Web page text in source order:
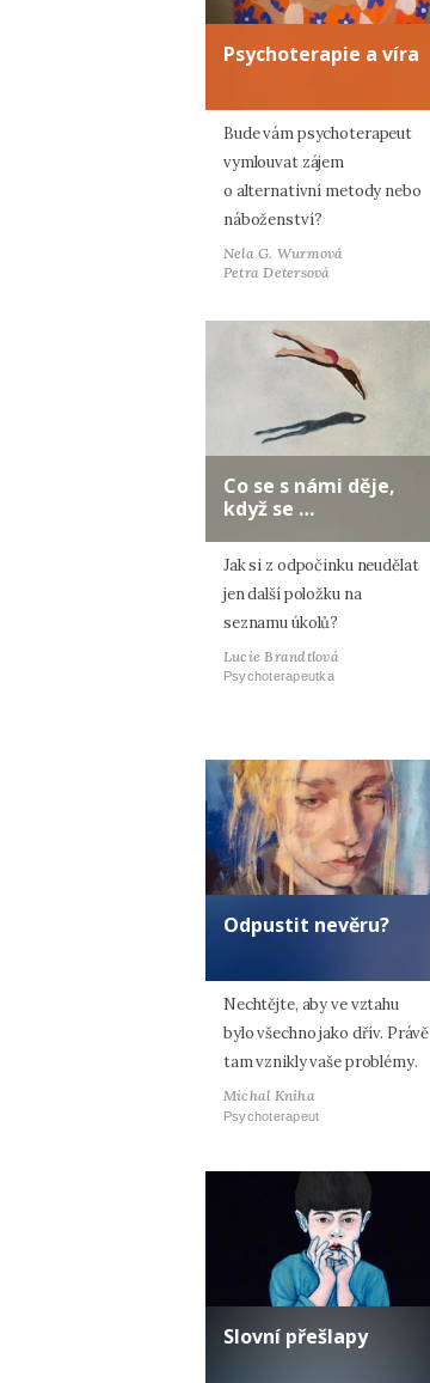
Psychoterapie a víra
Bude vám psychoterapeut
vymlouvat zájem
o alternativní metody nebo
náboženství?
Nela G. Wurmová
Petra Detersová
Co se s námi děje,
když se …
Jak si z odpočinku neudělat
jen další položku na
seznamu úkolů?
Lucie Brandtlová
Psychoterapeutka
Odpustit nevěru?
Nechtějte, aby ve vztahu
bylo všechno jako dřív. Právě
tam vznikly vaše problémy.
Michal Kniha
Psychoterapeut
Slovní přešlapy